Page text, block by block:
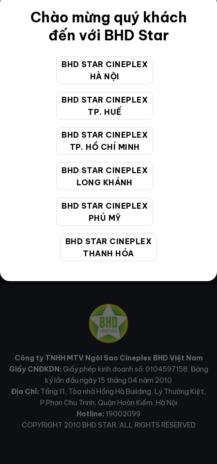
Chào mừng quý khách
đến với BHD Star
BHD STAR CINEPLEX
HÀ NỘI
BHD STAR CINEPLEX
TP. HUẾ
BHD STAR CINEPLEX
TP. HỒ CHÍ MINH
BHD STAR CINEPLEX
LONG KHÁNH
BHD STAR CINEPLEX
PHÚ MỸ
BHD STAR CINEPLEX
THANH HÓA
Điều khoản
Hướng dẫn đặt vé trực tuyến
Quy định và chính sách chung
Chính sách bảo vệ thông tin cá nhân của người tiêu
CHĂM SÓC KHÁCH HÀNG
19002099
Giờ làm việc: 9:00 - 22:00 (Tất cả các ngày bao
cskh@bhdstar.vn
Công ty TNHH MTV Ngôi Sao Cineplex BHD Việt Nam
Giấy CNĐKDN: Giấy phép kinh doanh số: 0104597158. Đăng
ký lần đầu ngày 15 tháng 04 năm 2010
Địa Chỉ: Tầng 11, Tòa nhà Hồng Hà Building, Lý Thường Kiệt,
P.Phan Chu Trinh, Quận Hoàn Kiếm, Hà Nội
Hotline: 19002099
COPYRIGHT 2010 BHD STAR. ALL RIGHTS RESERVED